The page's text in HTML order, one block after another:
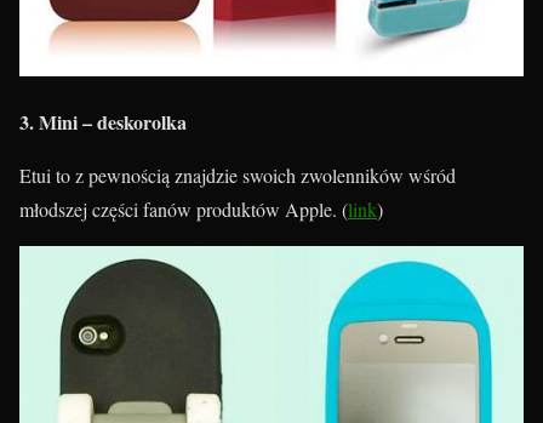
3. Mini – deskorolka
Etui to z pewnością znajdzie swoich zwolenników wśród
młodszej części fanów produktów Apple. (link)